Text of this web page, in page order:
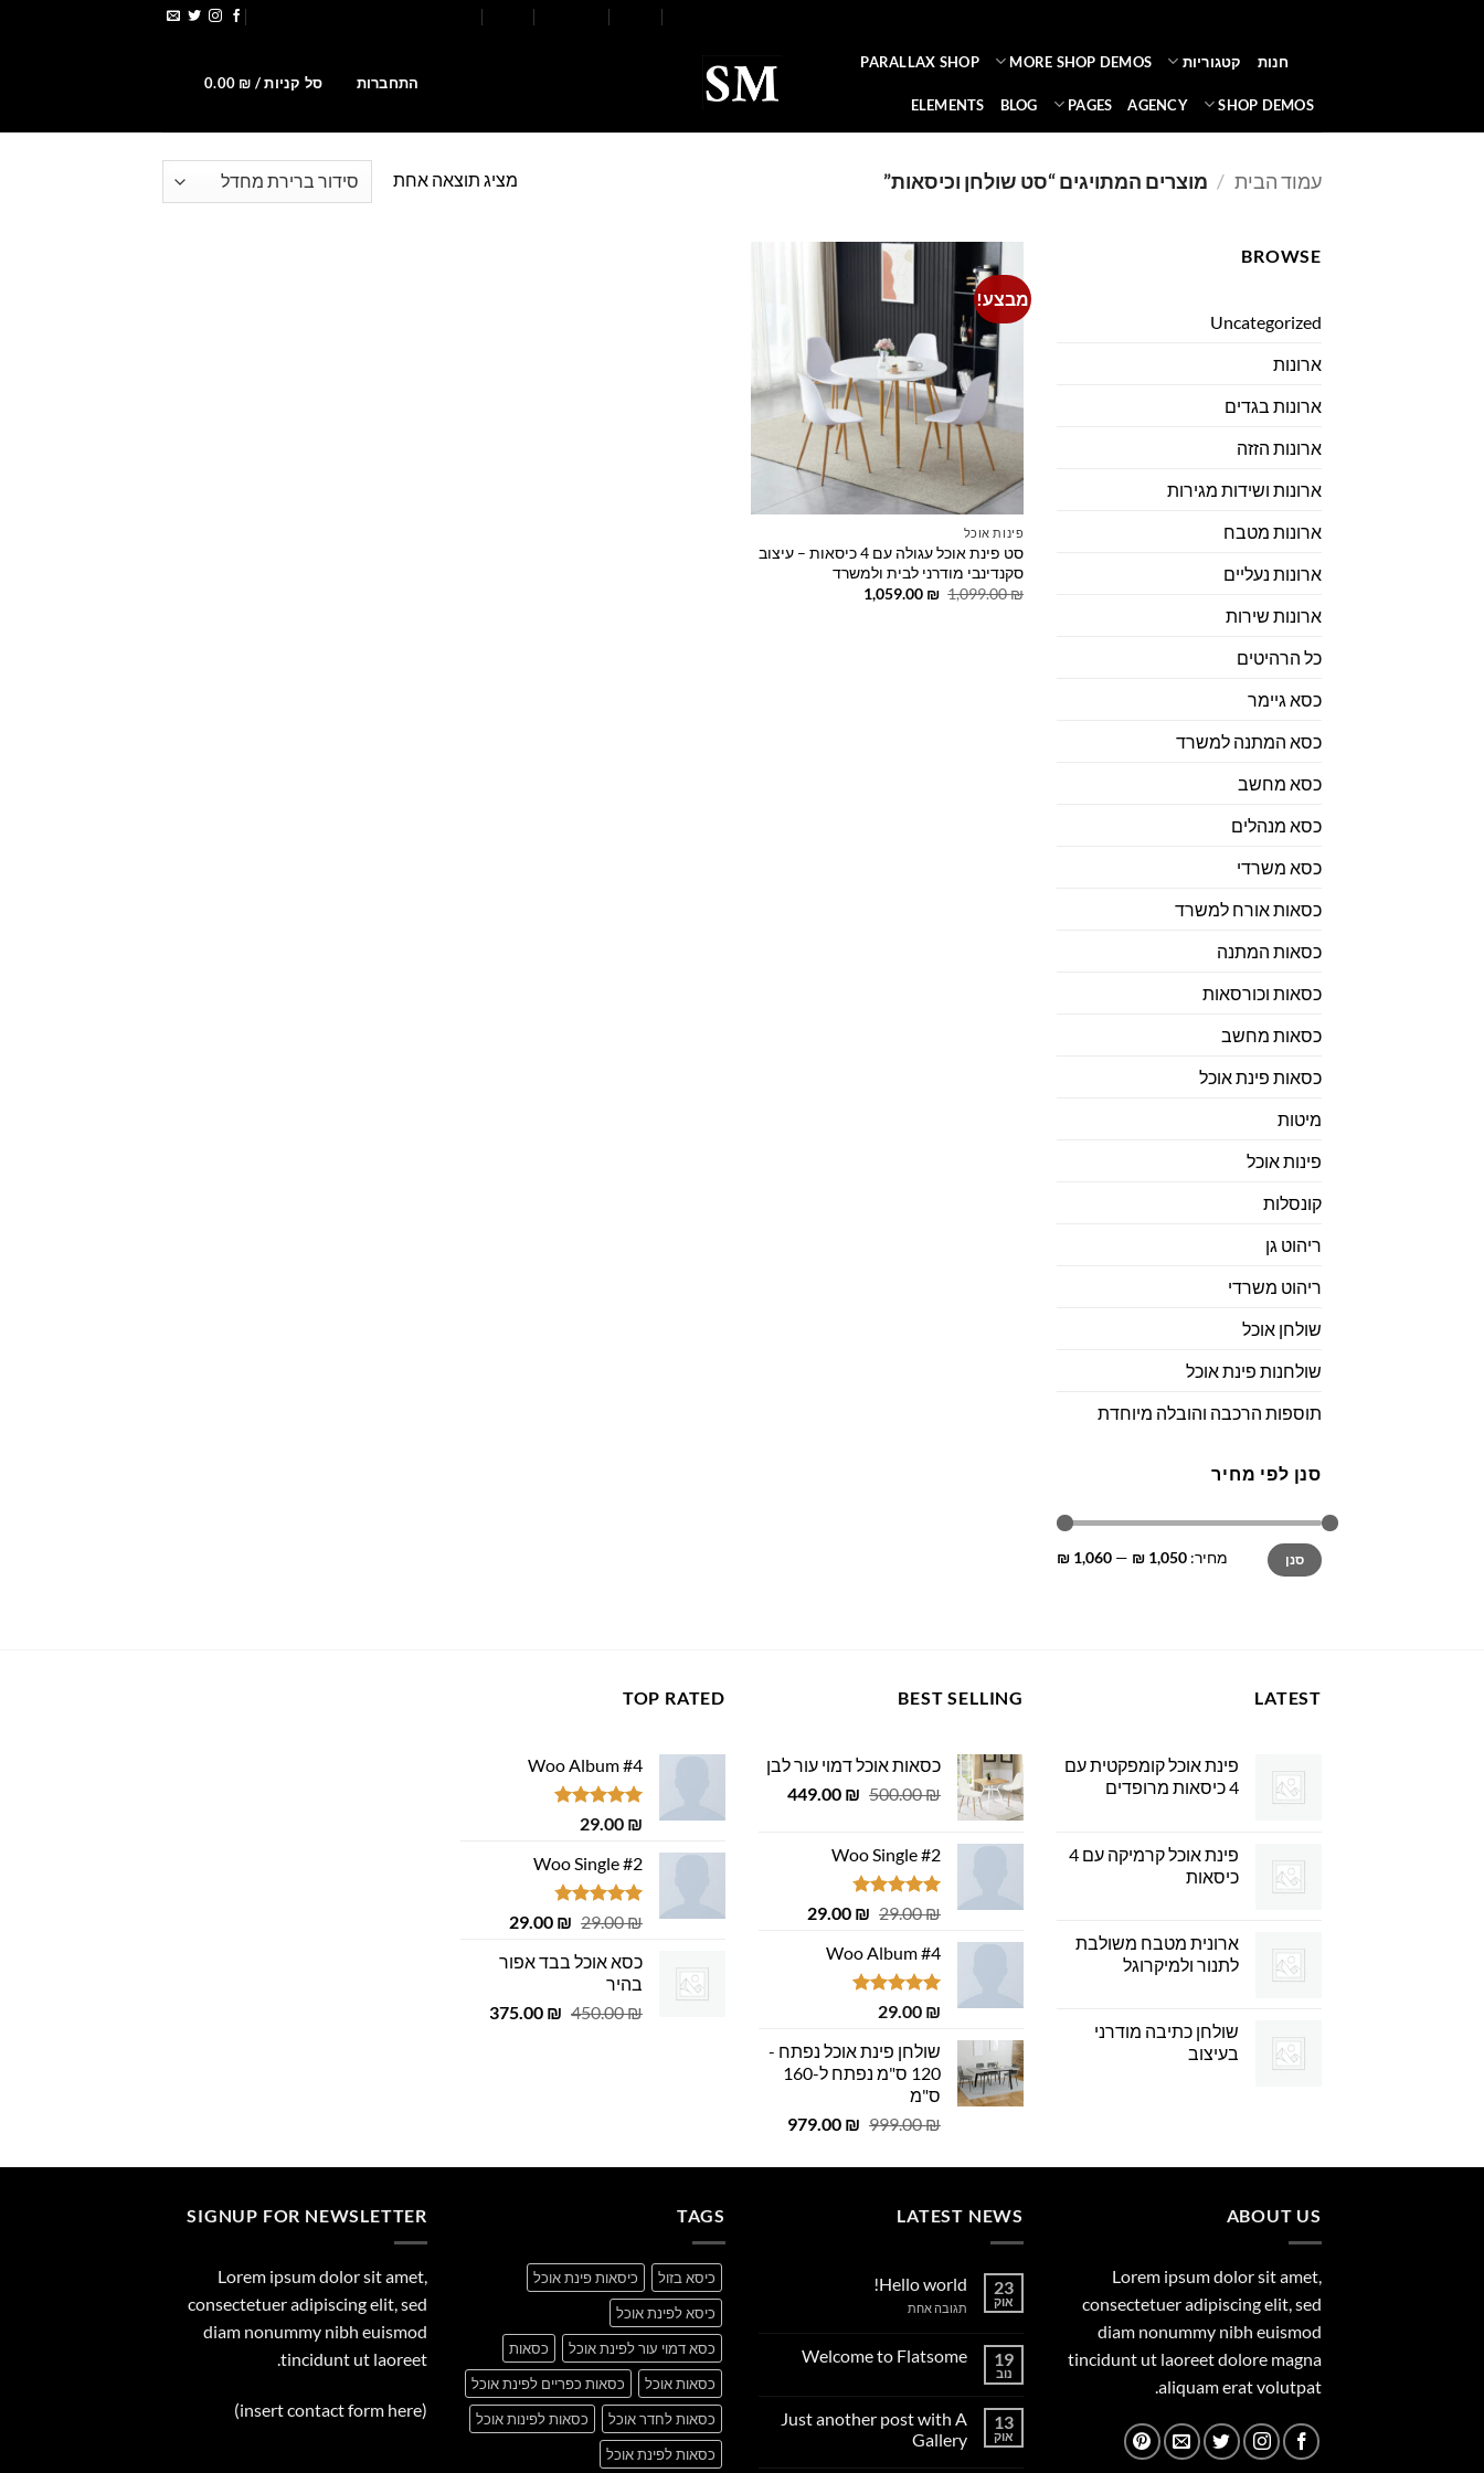
חנות קטגוריות MORE SHOP DEMOS
PARALLAX SHOP
SHOP DEMOS
AGENCY
PAGES
BLOG
ELEMENTS
התחברות סל קניות / 0.00 ₪
עמוד הבית / מוצרים המתויגים “סט שולחן וכיסאות” מציג תוצאה אחת
BROWSE
Uncategorized
ארונות
ארונות בגדים
ארונות הזזה
ארונות ושידות מגירות
ארונות מטבח
ארונות נעליים
ארונות שירות
כל הרהיטים
כסא גיימר
כסא המתנה למשרד
כסא מחשב
כסא מנהלים
כסא משרדי
כסאות אורח למשרד
כסאות המתנה
כסאות וכורסאות
כסאות מחשב
כסאות פינת אוכל
מיטות
פינות אוכל
קונסלות
ריהוט גן
ריהוט משרדי
שולחן אוכל
שולחנות פינת אוכל
תוספות הרכבה והובלה מיוחדת
סנן לפי מחיר
מחיר
מינימלי
מחיר
מקסימלי
סנן מחיר: 1,050 ₪
—
1,060 ₪
מבצע!
פינות אוכל
סט פינת אוכל עגולה עם 4 כיסאות – עיצוב
סקנדינבי מודרני לבית ולמשרד
1,099.00₪
המחיר
1,059.00 ₪
LATEST
פינת אוכל קומפקטית עם
4 כיסאות מרופדים
פינת אוכל קרמיקה עם 4
כיסאות
ארונית מטבח משולבת
לתנור ולמיקרוגל
שולחן כתיבה מודרני
בעיצוב
BEST SELLING
כסאות אוכל דמוי עור לבן
500.00₪
המחיר
500.00 ₪.
449.00 ₪
המחיר
Woo Single #2
דורג4.75
29.00₪
המחיר
היה:
29.00 ₪.
29.00 ₪
המחיר
Woo Album #4
דורג5.00
29.00 ₪
שולחן פינת אוכל נפתח -
120 ס"מ נפתח ל-160
ס"מ
999.00₪
המחיר
היה:
979.00 ₪
המחיר
הוא:
TOP RATED
Woo Album #4
דורג5.00
29.00 ₪
Woo Single #2
דורג4.75
29.00₪
המחיר
היה:
29.00 ₪
המחיר
הוא:כסא אוכל בבד אפור
בהיר
450.00₪
המחיר
375.00 ₪
המחיר
ABOUT US
Lorem ipsum dolor sit amet,
consectetuer adipiscing elit, sed
diam nonummy nibh euismod
tincidunt ut laoreet dolore magna
aliquam erat volutpat.
LATEST NEWS
23
אוק
Hello world!
תגובה אחתעל
19
נוב
Welcome to Flatsome
Welcome
to
Flatsome
13
אוק
Just another post with A
Gallery
TAGS
כיסא בזול
כיסאות פינת אוכל
כיסא לפינת אוכל
כסא דמוי עור לפינת אוכל
כסאות
כסאות אוכל
כסאות כפריים לפינת אוכל
כסאות לחדר אוכל
כסאות לפינות אוכל
כסאות לפינת אוכל
SIGNUP FOR NEWSLETTER
Lorem ipsum dolor sit amet,
consectetuer adipiscing elit, sed
diam nonummy nibh euismod
tincidunt ut laoreet.
(insert contact form here)